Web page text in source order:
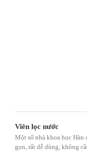
Viên lọc nước
Một số nhà khoa học Hàn
gọn, rất dễ dùng, không